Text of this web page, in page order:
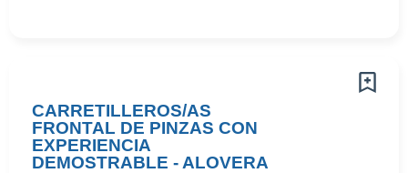
CARRETILLEROS/AS
FRONTAL DE PINZAS CON
EXPERIENCIA
DEMOSTRABLE - ALOVERA